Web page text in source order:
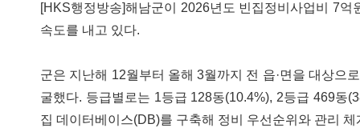
[HKS행정방송]해남군이 2026년도 빈집정비사업비 7억
속도를 내고 있다.
군은 지난해 12월부터 올해 3월까지 전 읍·면을 대상으
굴했다. 등급별로는 1등급 128동(10.4%), 2등급 469동
집 데이터베이스(DB)를 구축해 정비 우선순위와 관리